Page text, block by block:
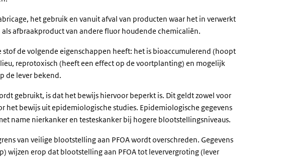
het gebruik en vanuit afval van producten waar het in verwerkt
afbraakproduct van andere fluor houdende chemicaliën.
stof de volgende eigenschappen heeft: het is bioaccumulerend (hoopt
reprotoxisch (heeft een effect op de voortplanting) en mogelijk
de lever bekend.
gebruikt, is dat het bewijs hiervoor beperkt is. Dit geldt zowel voor
het bewijs uit epidemiologische studies. Epidemiologische gegevens
name nierkanker en testeskanker bij hogere blootstellingsniveaus.
van veilige blootstelling aan PFOA wordt overschreden. Gegevens
wijzen erop dat blootstelling aan PFOA tot leververgroting (lever